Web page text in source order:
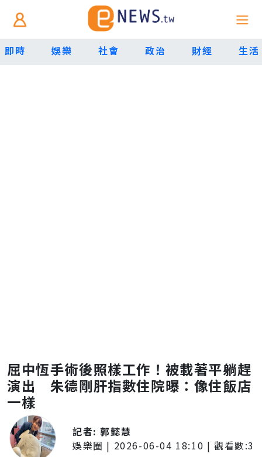
即時 娛樂 社會 政治 財經 生活
屈中恆手術後照樣工作！被載著平躺趕
演出 朱德剛肝指數住院曝：像住飯店
一樣
記者:郭懿慧
娛樂圈 | 2026-06-04 18:10 | 觀看數:3